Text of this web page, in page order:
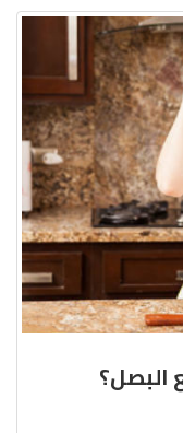
البصل؟